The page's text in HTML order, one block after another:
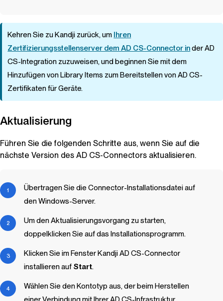
Kehren Sie zuKandji zurück, um Ihren
Zertifizierungsstellenserver dem AD CS-Connector inder AD
CS-Integration zuzuweisen, und beginnen Sie mit dem
Hinzufügen vonLibrary Items zum Bereitstellen von AD CS-
Zertifikaten für Geräte.
Aktualisierung
Führen Sie die folgenden Schritte aus, wenn Sie auf die
nächste Version des AD CS-Connectors aktualisieren.
Übertragen Sie die Connector-Installationsdatei auf
den Windows-Server.
Um den Aktualisierungsvorgang zu starten,
doppelklicken Sie auf das Installationsprogramm.
Klicken Sie im FensterKandjiAD CS-Connector
installieren auf Start.
Wählen Sie den Kontotyp aus, der beim Herstellen